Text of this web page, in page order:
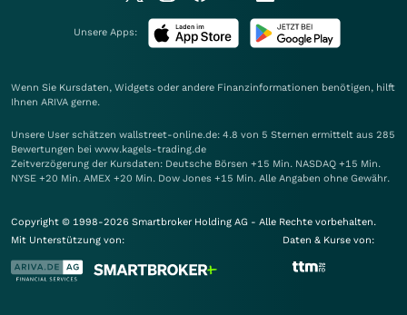
Unsere Apps:
Wenn Sie Kursdaten, Widgets oder andere Finanzinformationen benötigen, hilft
Ihnen ARIVA gerne.
Unsere User schätzen wallstreet-online.de: 4.8 von 5 Sternen ermittelt aus 285
Bewertungen bei www.kagels-trading.de
Zeitverzögerung der Kursdaten: Deutsche Börsen +15 Min. NASDAQ +15 Min.
NYSE +20 Min. AMEX +20 Min. Dow Jones +15 Min. Alle Angaben ohne Gewähr.
Copyright © 1998-2026 Smartbroker Holding AG - Alle Rechte vorbehalten.
Mit Unterstützung von:
Daten & Kurse von: